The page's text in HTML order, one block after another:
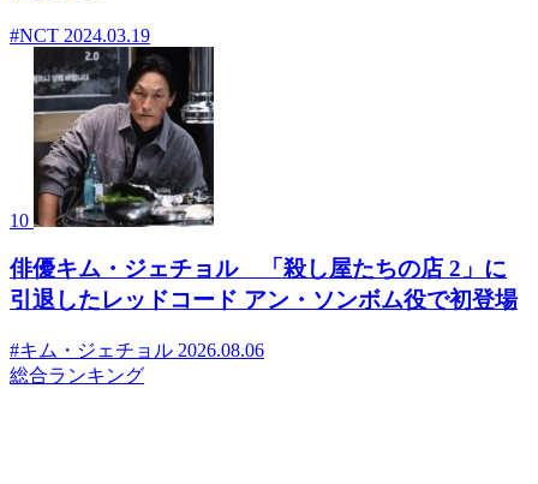
#NCT 2024.03.19
10
俳優キム・ジェチョル 「殺し屋たちの店 2」に
引退したレッドコード アン・ソンボム役で初登場
#キム・ジェチョル 2026.08.06
総合ランキング